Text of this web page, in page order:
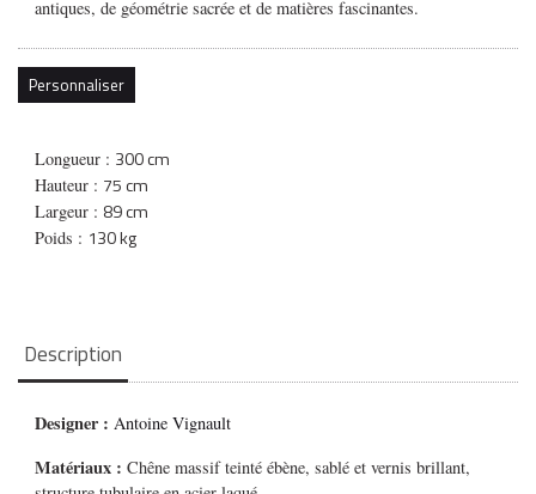
antiques, de géométrie sacrée et de matières fascinantes.
Personnaliser
Longueur : 300 cm
Hauteur : 75 cm
Largeur : 89 cm
Poids : 130 kg
Description
Designer :Antoine Vignault
Matériaux : Chêne massif teinté ébène, sablé et vernis brillant,